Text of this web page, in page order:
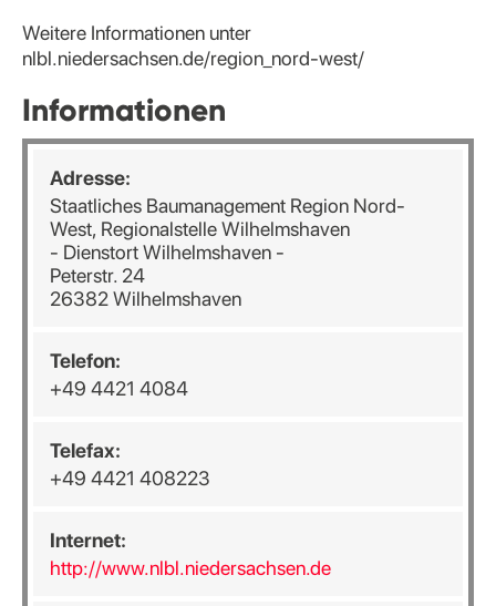
Weitere Informationen unter
nlbl.niedersachsen.de/region_nord-west/
Informationen
Adresse:
Staatliches Baumanagement Region Nord-
West, Regionalstelle Wilhelmshaven
- Dienstort Wilhelmshaven -
Peterstr. 24
26382 Wilhelmshaven
Telefon:
+49 4421 4084
Telefax:
+49 4421 408223
Internet:
http://www.nlbl.niedersachsen.de